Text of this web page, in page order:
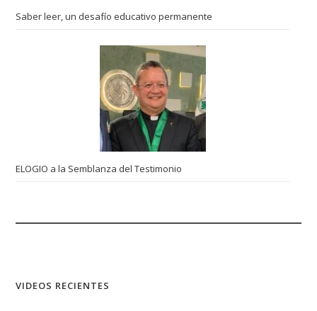
Saber leer, un desafío educativo permanente
ELOGIO a la Semblanza del Testimonio
VIDEOS RECIENTES